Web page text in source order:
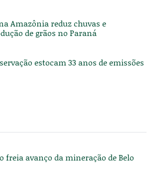
Amazônia reduz chuvas e
de grãos no Paraná
estocam 33 anos de emissões
freia avanço da mineração de Belo